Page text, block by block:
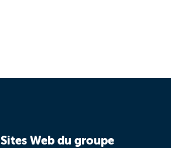
Sites Web du groupe